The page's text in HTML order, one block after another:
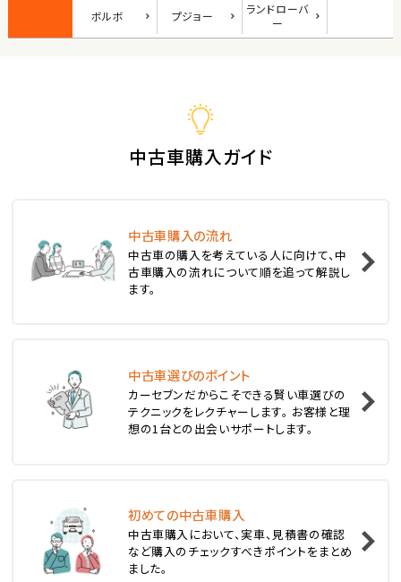
ロードスター
ホンダ
S660
1位
2位
スバル
レガシィツーリングワゴン
3位
トヨタ
カローラフィールダー
ボルボ
プジョー ランドローバ
ー
中古車購入ガイド
中古車購入の流れ
中古車の購入を考えている人に向けて、中
古車購入の流れについて順を追って解説し
ます。
中古車選びのポイント
カーセブンだからこそできる賢い車選びの
テクニックをレクチャーします。 お客様と理
想の1台との出会いサポートします。
初めての中古車購入
中古車購入において、実車、見積書の確認
など購入のチェックすべきポイントをまとめ
ました。